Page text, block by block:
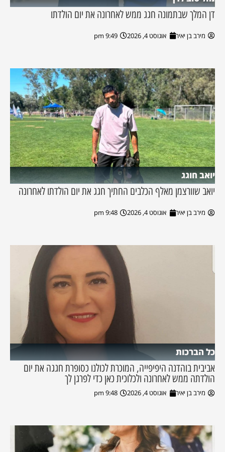
דן המלך שבתמונה חגג ממש לאחרונה את יום הולדתו
מירב בן יאיר אוגוסט 4, 2026 9:49 pm
יואב חוגג
יואב שוורצמן מאלף הכלבים החתיך חגג את יום הולדתו לאחרונה
מירב בן יאיר אוגוסט 4, 2026 9:48 pm
כל הברכות
אביבית בוהדנה היפיפייה, המוכרת לכולנו כסופרת חגגה את יום
הולדתה ממש לאחרונה ולכלוכית כאן כדי לפרגן לך
מירב בן יאיר אוגוסט 4, 2026 9:48 pm